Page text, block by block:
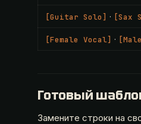
[Guitar Solo] · [Sax
[Female Vocal] ·
Готовый
Замените строки на